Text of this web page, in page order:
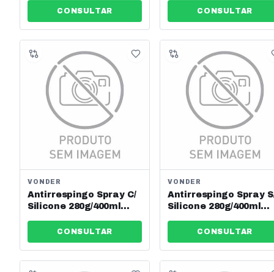
CONSULTAR CONSULTAR
VONDER
Antirrespingo Spray C/
Silicone 280g/400ml
CONSULTAR
VONDER
Antirrespingo Spray
Silicone 280g/400ml
CONSULTAR